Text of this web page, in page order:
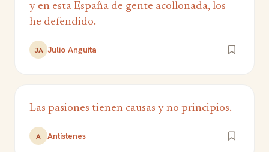
y en esta España de gente acollonada, los
he defendido.
JA Julio Anguita
Las pasiones tienen causas y no principios.
A Antístenes